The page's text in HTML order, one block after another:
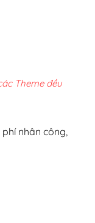
Theme đều
nhân công,